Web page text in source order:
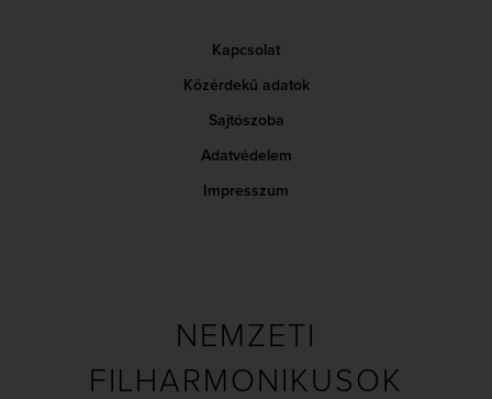
Kapcsolat
Közérdekű adatok
Sajtószoba
Adatvédelem
Impresszum
NEMZETI
FILHARMONIKUSOK